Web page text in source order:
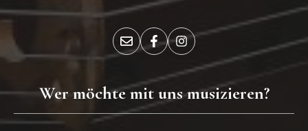
Wer möchte mit uns musizieren?